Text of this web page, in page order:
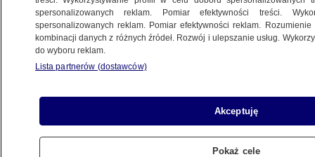
24.01.2026, 12:25
Posłuchaj artykułu
Czyta lektor AI
spersonalizowanych reklam. Pomiar efektywności treści.
spersonalizowanych reklam. Pomiar efektywności reklam.
kombinacji danych z różnych źródeł. Rozwój i ulepszanie usług.
do wyboru reklam.
Lista partnerów (dostawców)
Akceptuję
Pokaż cele